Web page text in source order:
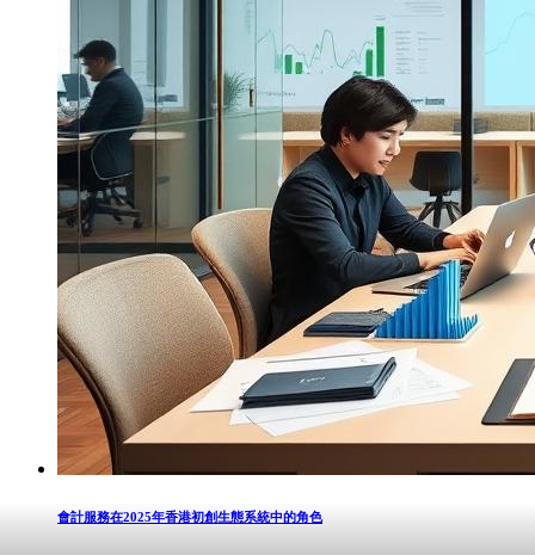
會計服務在2025年香港初創生態系統中的角色